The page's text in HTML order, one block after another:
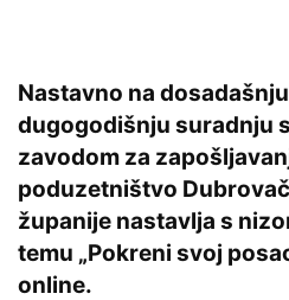
Nastavno na
dugogodišnju suradnju
zavodom za
poduzetništvo
županije nastavlja s
temu „Pokreni svoj
online.